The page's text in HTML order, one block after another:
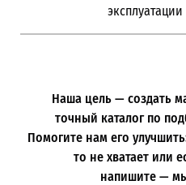
Наша цель — создать
точный каталог по
Помогите нам его
то не хватает или
напишите —